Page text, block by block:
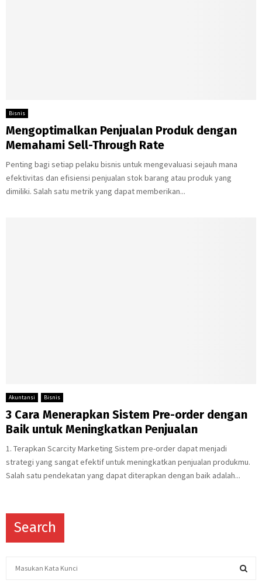
Bisnis
Mengoptimalkan Penjualan Produk dengan
Memahami Sell-Through Rate
Penting bagi setiap pelaku bisnis untuk mengevaluasi sejauh mana
efektivitas dan efisiensi penjualan stok barang atau produk yang
dimiliki. Salah satu metrik yang dapat memberikan...
Akuntansi Bisnis
3 Cara Menerapkan Sistem Pre-order dengan
Baik untuk Meningkatkan Penjualan
1. Terapkan Scarcity Marketing Sistem pre-order dapat menjadi
strategi yang sangat efektif untuk meningkatkan penjualan produkmu.
Salah satu pendekatan yang dapat diterapkan dengan baik adalah...
Search